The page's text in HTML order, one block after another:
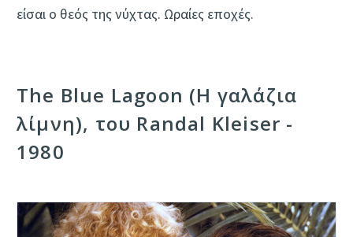
είσαι ο θεός της νύχτας. Ωραίες εποχές.
The Blue Lagoon (Η γαλάζια
λίμνη), του Randal Kleiser -
1980